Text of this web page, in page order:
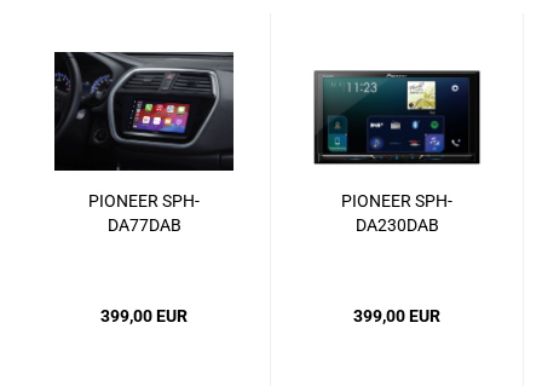
PIONEER SPH-
DA77DAB
399,00 EUR
PIONEER SPH-
DA230DAB
399,00 EUR